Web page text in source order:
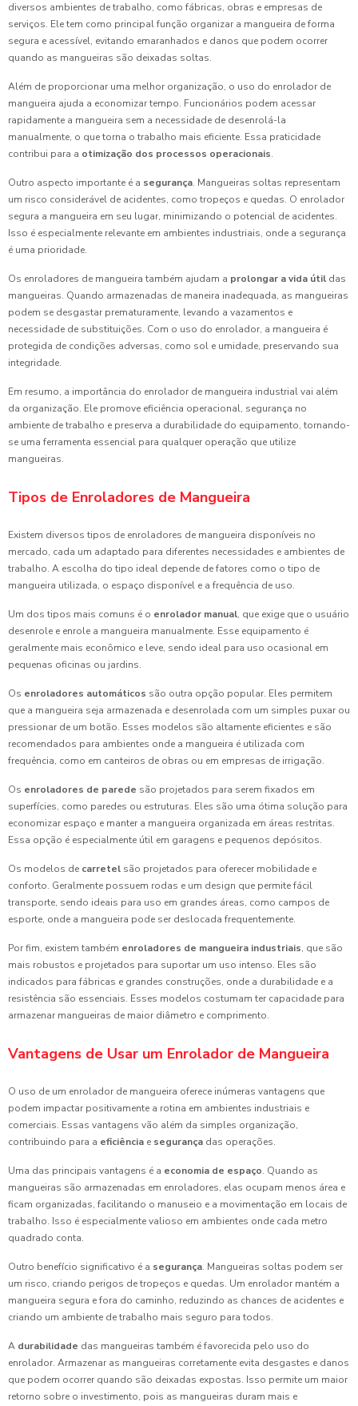
diversos ambientes de trabalho, como fábricas, obras e empresas de
serviços. Ele tem como principal função organizar a mangueira de forma
segura e acessível, evitando emaranhados e danos que podem ocorrer
quando as mangueiras são deixadas soltas.
Além de proporcionar uma melhor organização, o uso do enrolador de
mangueira ajuda a economizar tempo. Funcionários podem acessar
rapidamente a mangueira sem a necessidade de desenrolá-la
manualmente, o que torna o trabalho mais eficiente. Essa praticidade
contribui para a otimização dos processos operacionais.
Outro aspecto importante é a segurança. Mangueiras soltas representam
um risco considerável de acidentes, como tropeços e quedas. O enrolador
segura a mangueira em seu lugar, minimizando o potencial de acidentes.
Isso é especialmente relevante em ambientes industriais, onde a segurança
é uma prioridade.
Os enroladores de mangueira também ajudam a prolongar a vida útil das
mangueiras. Quando armazenadas de maneira inadequada, as mangueiras
podem se desgastar prematuramente, levando a vazamentos e
necessidade de substituições. Com o uso do enrolador, a mangueira é
protegida de condições adversas, como sol e umidade, preservando sua
integridade.
Em resumo, a importância do enrolador de mangueira industrial vai além
da organização. Ele promove eficiência operacional, segurança no
ambiente de trabalho e preserva a durabilidade do equipamento, tornando-
se uma ferramenta essencial para qualquer operação que utilize
mangueiras.
Tipos de Enroladores de Mangueira
Existem diversos tipos de enroladores de mangueira disponíveis no
mercado, cada um adaptado para diferentes necessidades e ambientes de
trabalho. A escolha do tipo ideal depende de fatores como o tipo de
mangueira utilizada, o espaço disponível e a frequência de uso.
Um dos tipos mais comuns é o enrolador manual, que exige que o usuário
desenrole e enrole a mangueira manualmente. Esse equipamento é
geralmente mais econômico e leve, sendo ideal para uso ocasional em
pequenas oficinas ou jardins.
Os enroladores automáticos são outra opção popular. Eles permitem
que a mangueira seja armazenada e desenrolada com um simples puxar ou
pressionar de um botão. Esses modelos são altamente eficientes e são
recomendados para ambientes onde a mangueira é utilizada com
frequência, como em canteiros de obras ou em empresas de irrigação.
Os enroladores de parede são projetados para serem fixados em
superfícies, como paredes ou estruturas. Eles são uma ótima solução para
economizar espaço e manter a mangueira organizada em áreas restritas.
Essa opção é especialmente útil em garagens e pequenos depósitos.
Os modelos de carretel são projetados para oferecer mobilidade e
conforto. Geralmente possuem rodas e um design que permite fácil
transporte, sendo ideais para uso em grandes áreas, como campos de
esporte, onde a mangueira pode ser deslocada frequentemente.
Por fim, existem também enroladores de mangueira industriais, que são
mais robustos e projetados para suportar um uso intenso. Eles são
indicados para fábricas e grandes construções, onde a durabilidade e a
resistência são essenciais. Esses modelos costumam ter capacidade para
armazenar mangueiras de maior diâmetro e comprimento.
Vantagens de Usar um Enrolador de Mangueira
O uso de um enrolador de mangueira oferece inúmeras vantagens que
podem impactar positivamente a rotina em ambientes industriais e
comerciais. Essas vantagens vão além da simples organização,
contribuindo para a eficiência e segurança das operações.
Uma das principais vantagens é a economia de espaço. Quando as
mangueiras são armazenadas em enroladores, elas ocupam menos área e
ficam organizadas, facilitando o manuseio e a movimentação em locais de
trabalho. Isso é especialmente valioso em ambientes onde cada metro
quadrado conta.
Outro benefício significativo é a segurança. Mangueiras soltas podem ser
um risco, criando perigos de tropeços e quedas. Um enrolador mantém a
mangueira segura e fora do caminho, reduzindo as chances de acidentes e
criando um ambiente de trabalho mais seguro para todos.
A durabilidade das mangueiras também é favorecida pelo uso do
enrolador. Armazenar as mangueiras corretamente evita desgastes e danos
que podem ocorrer quando são deixadas expostas. Isso permite um maior
retorno sobre o investimento, pois as mangueiras duram mais e